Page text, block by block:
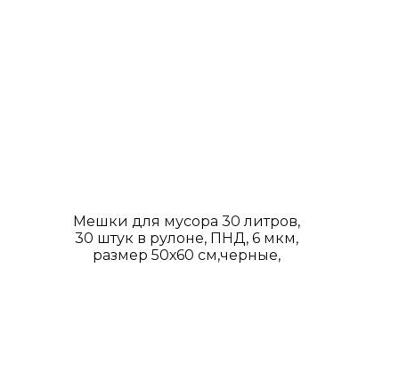
Мешки для мусора 30 литров,
30 штук в рулоне, ПНД, 6 мкм,
размер 50х60 см,черные,